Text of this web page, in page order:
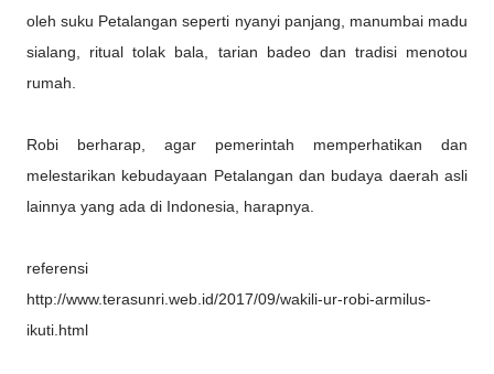
oleh suku Petalangan seperti nyanyi panjang, manumbai madu
sialang, ritual tolak bala, tarian badeo dan tradisi menotou
rumah.
Robi berharap, agar pemerintah memperhatikan dan
melestarikan kebudayaan Petalangan dan budaya daerah asli
lainnya yang ada di Indonesia, harapnya.
referensi
http://www.terasunri.web.id/2017/09/wakili-ur-robi-armilus-
ikuti.html